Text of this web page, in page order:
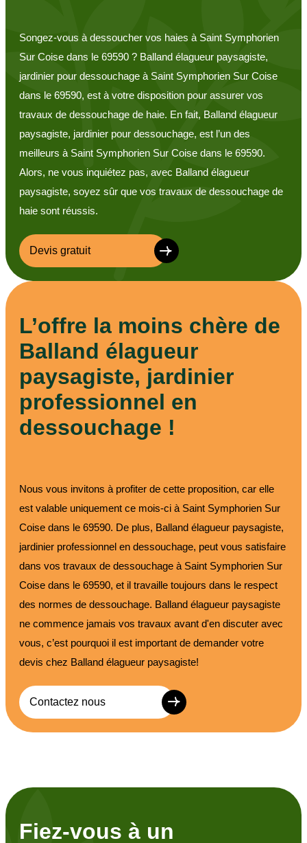
Songez-vous à dessoucher vos haies à Saint Symphorien
Sur Coise dans le 69590 ? Balland élagueur paysagiste,
jardinier pour dessouchage à Saint Symphorien Sur Coise
dans le 69590, est à votre disposition pour assurer vos
travaux de dessouchage de haie. En fait, Balland élagueur
paysagiste, jardinier pour dessouchage, est l’un des
meilleurs à Saint Symphorien Sur Coise dans le 69590.
Alors, ne vous inquiétez pas, avec Balland élagueur
paysagiste, soyez sûr que vos travaux de dessouchage de
haie sont réussis.
Devis gratuit
L’offre la moins chère de
Balland élagueur
paysagiste, jardinier
professionnel en
dessouchage !
Nous vous invitons à profiter de cette proposition, car elle
est valable uniquement ce mois-ci à Saint Symphorien Sur
Coise dans le 69590. De plus, Balland élagueur paysagiste,
jardinier professionnel en dessouchage, peut vous satisfaire
dans vos travaux de dessouchage à Saint Symphorien Sur
Coise dans le 69590, et il travaille toujours dans le respect
des normes de dessouchage. Balland élagueur paysagiste
ne commence jamais vos travaux avant d'en discuter avec
vous, c’est pourquoi il est important de demander votre
devis chez Balland élagueur paysagiste!
Contactez nous
Fiez-vous à un